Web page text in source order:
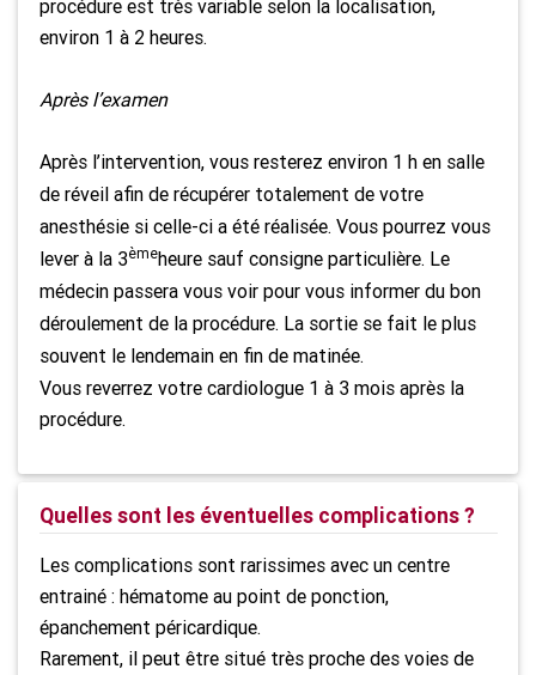
procédure est très variable selon la localisation,
environ 1 à 2 heures.
Après l’examen
Après l’intervention, vous resterez environ 1 h en salle
de réveil afin de récupérer totalement de votre
anesthésie si celle-ci a été réalisée. Vous pourrez vous
lever à la 3èmeheure sauf consigne particulière. Le
médecin passera vous voir pour vous informer du bon
déroulement de la procédure. La sortie se fait le plus
souvent le lendemain en fin de matinée.
Vous reverrez votre cardiologue 1 à 3 mois après la
procédure.
Quelles sont les éventuelles complications ?
Les complications sont rarissimes avec un centre
entrainé : hématome au point de ponction,
épanchement péricardique.
Rarement, il peut être situé très proche des voies de